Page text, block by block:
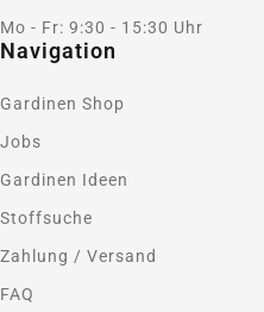
Mo - Fr: 9:30 - 15:30 Uhr
Navigation
Gardinen Shop
Jobs
Gardinen Ideen
Stoffsuche
Zahlung / Versand
FAQ